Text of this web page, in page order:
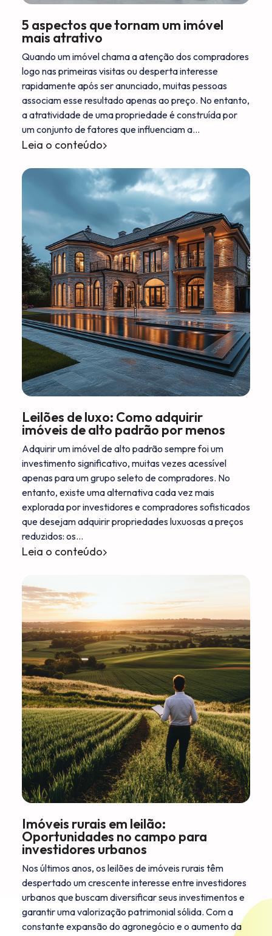
5 aspectos que tornam um imóvel
mais atrativo
Quando um imóvel chama a atenção dos compradores
logo nas primeiras visitas ou desperta interesse
rapidamente após ser anunciado, muitas pessoas
associam esse resultado apenas ao preço. No entanto,
a atratividade de uma propriedade é construída por
um conjunto de fatores que influenciam a…
Leia o conteúdo
Leilões de luxo: Como adquirir
imóveis de alto padrão por menos
Adquirir um imóvel de alto padrão sempre foi um
investimento significativo, muitas vezes acessível
apenas para um grupo seleto de compradores. No
entanto, existe uma alternativa cada vez mais
explorada por investidores e compradores sofisticados
que desejam adquirir propriedades luxuosas a preços
reduzidos: os…
Leia o conteúdo
Imóveis rurais em leilão:
Oportunidades no campo para
investidores urbanos
Nos últimos anos, os leilões de imóveis rurais têm
despertado um crescente interesse entre investidores
urbanos que buscam diversificar seus investimentos e
garantir uma valorização patrimonial sólida. Com a
constante expansão do agronegócio e o aumento da